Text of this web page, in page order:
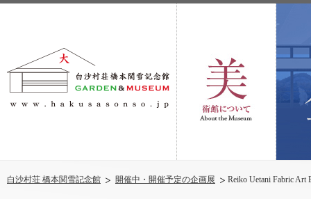
白沙村荘 橋本関雪記念館 開催中・開催予定の企画展 Reiko Uetani Fabric